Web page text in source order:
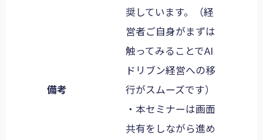
備考
奨しています。（経
営者ご自身がまずは
触ってみることでAI
ドリブン経営への移
行がスムーズです）
・本セミナーは画面
共有をしながら進め